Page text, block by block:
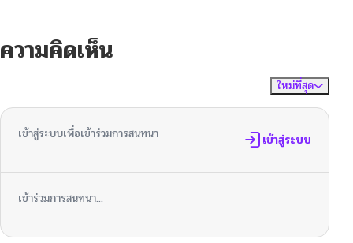
ความคิดเห็น
ใหม่ที่สุด
เข้าสู่ระบบเพื่อเข้าร่วมการสนทนา เข้าสู่ระบบ
เข้าร่วมการสนทนา...